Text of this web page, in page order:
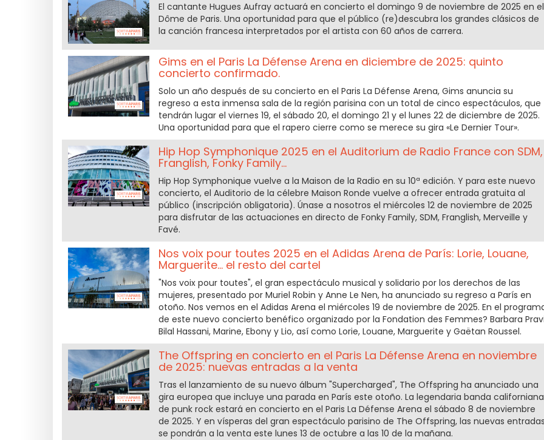
El cantante Hugues Aufray actuará en concierto el domingo 9 de noviembre de 2025 en el
Dôme de Paris. Una oportunidad para que el público (re)descubra los grandes clásicos de
la canción francesa interpretados por el artista con 60 años de carrera.
Gims en el Paris La Défense Arena en diciembre de 2025: quinto
concierto confirmado.
Solo un año después de su concierto en el Paris La Défense Arena, Gims anuncia su
regreso a esta inmensa sala de la región parisina con un total de cinco espectáculos, que
tendrán lugar el viernes 19, el sábado 20, el domingo 21 y el lunes 22 de diciembre de 2025.
Una oportunidad para que el rapero cierre como se merece su gira «Le Dernier Tour».
Hip Hop Symphonique 2025 en el Auditorium de Radio France con SDM,
Franglish, Fonky Family...
Hip Hop Symphonique vuelve a la Maison de la Radio en su 10ª edición. Y para este nuevo
concierto, el Auditorio de la célebre Maison Ronde vuelve a ofrecer entrada gratuita al
público (inscripción obligatoria). Únase a nosotros el miércoles 12 de noviembre de 2025
para disfrutar de las actuaciones en directo de Fonky Family, SDM, Franglish, Merveille y
Favé.
Nos voix pour toutes 2025 en el Adidas Arena de París: Lorie, Louane,
Marguerite... el resto del cartel
"Nos voix pour toutes", el gran espectáculo musical y solidario por los derechos de las
mujeres, presentado por Muriel Robin y Anne Le Nen, ha anunciado su regreso a París en
otoño. Nos vemos en el Adidas Arena el miércoles 19 de noviembre de 2025. En el
de este nuevo concierto benéfico organizado por la Fondation des Femmes? Barbara
Bilal Hassani, Marine, Ebony y Lio, así como Lorie, Louane, Marguerite y Gaëtan Roussel.
The Offspring en concierto en el Paris La Défense Arena en noviembre
de 2025: nuevas entradas a la venta
Tras el lanzamiento de su nuevo álbum "Supercharged", The Offspring ha anunciado una
gira europea que incluye una parada en París este otoño. La legendaria banda californiana
de punk rock estará en concierto en el Paris La Défense Arena el sábado 8 de noviembre
de 2025. Y en vísperas del gran espectáculo parisino de The Offspring, las nuevas
se pondrán a la venta este lunes 13 de octubre a las 10 de la mañana.